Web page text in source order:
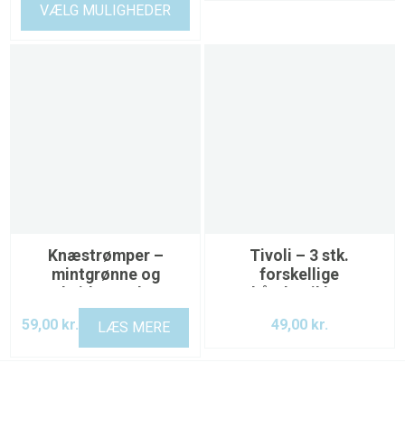
VÆLG MULIGHEDER
Knæstrømper –
mintgrønne og
59,00 kr. LÆS MERE
Tivoli – 3 stk.
forskellige
49,00 kr.